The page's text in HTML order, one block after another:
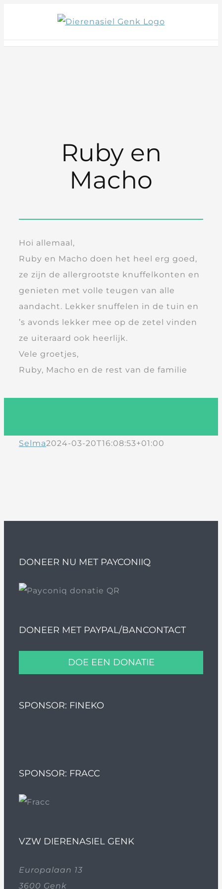
content
Ruby en
Macho
Hoi allemaal,
Ruby en Macho doen het heel erg goed,
ze zijn de allergrootste knuffelkonten en
genieten met volle teugen van alle
aandacht. Lekker snuffelen in de tuin en
’s avonds lekker mee op de zetel vinden
ze uiteraard ook heerlijk.
Vele groetjes,
Ruby, Macho en de rest van de familie
Selma2024-03-20T16:08:53+01:00
DONEER NU MET PAYCONIIQ
DONEER MET PAYPAL/BANCONTACT
DOE EEN DONATIE
SPONSOR: FINEKO
SPONSOR: FRACC
VZW DIERENASIEL GENK
Europalaan 13
3600 Genk